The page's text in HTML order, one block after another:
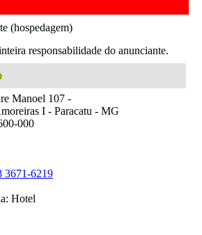
(hospedagem)
responsabilidade do anunciante.
Manoel 107 -
I - Paracatu - MG
000
3671-6219
Hotel